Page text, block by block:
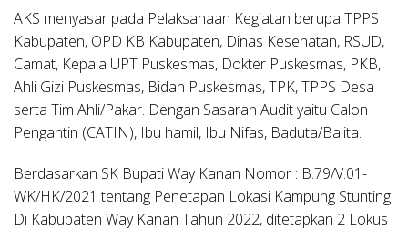
AKS menyasar pada Pelaksanaan Kegiatan berupa TPPS
Kabupaten, OPD KB Kabupaten, Dinas Kesehatan, RSUD,
Camat, Kepala UPT Puskesmas, Dokter Puskesmas, PKB,
Ahli Gizi Puskesmas, Bidan Puskesmas, TPK, TPPS Desa
serta Tim Ahli/Pakar. Dengan Sasaran Audit yaitu Calon
Pengantin (CATIN), Ibu hamil, Ibu Nifas, Baduta/Balita.
Berdasarkan SK Bupati Way Kanan Nomor : B.79/V.01-
WK/HK/2021 tentang Penetapan Lokasi Kampung Stunting
Di Kabupaten Way Kanan Tahun 2022, ditetapkan 2 Lokus